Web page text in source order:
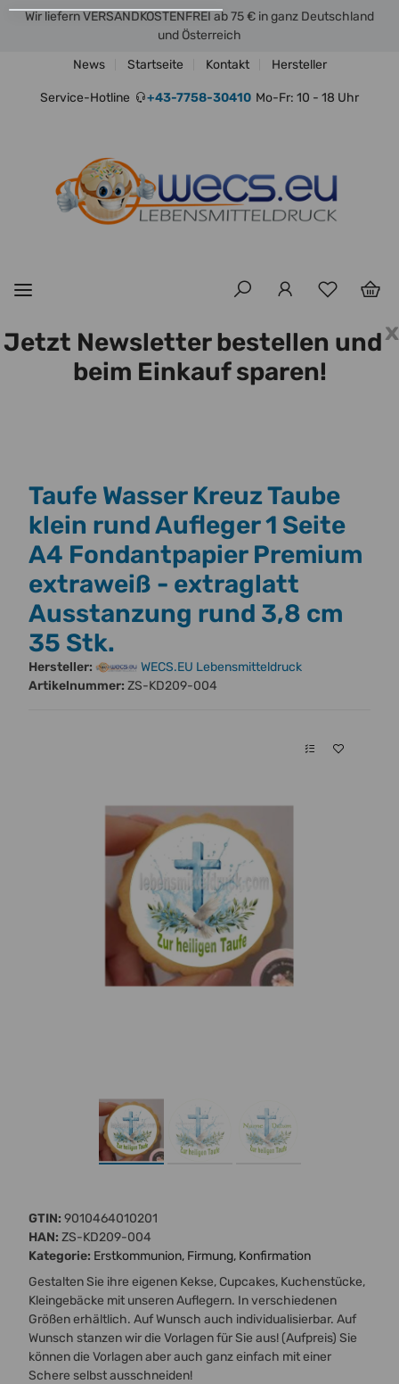
Wir liefern VERSANDKOSTENFREI ab 75 € in ganz Deutschland
und Österreich
News
Startseite Kontakt Hersteller
Service-Hotline +43-7758-30410 Mo-Fr: 10 - 18 Uhr
x
Jetzt Newsletter bestellen und
beim Einkauf sparen!
Taufe Wasser Kreuz Taube
klein rund Aufleger 1 Seite
A4 Fondantpapier Premium
extraweiß - extraglatt
Ausstanzung rund 3,8 cm
35 Stk.
Hersteller:
WECS.EU Lebensmitteldruck
Artikelnummer: ZS-KD209-004
GTIN: 9010464010201
HAN: ZS-KD209-004
Kategorie: Erstkommunion, Firmung, Konfirmation
Gestalten Sie ihre eigenen Kekse, Cupcakes, Kuchenstücke,
Kleingebäcke mit unseren Auflegern. In verschiedenen
Größen erhältlich. Auf Wunsch auch individualisierbar. Auf
Wunsch stanzen wir die Vorlagen für Sie aus! (Aufpreis) Sie
können die Vorlagen aber auch ganz einfach mit einer
Schere selbst ausschneiden!